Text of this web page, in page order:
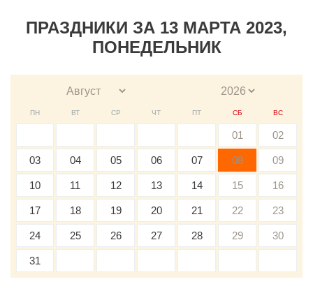
ПРАЗДНИКИ ЗА 13 МАРТА 2023,
ПОНЕДЕЛЬНИК
ПН ВТ СР ЧТ ПТ СБ ВС
01 02
03 04 05 06 07 08 09
10 11 12 13 14 15 16
17 18 19 20 21 22 23
24 25 26 27 28 29 30
31